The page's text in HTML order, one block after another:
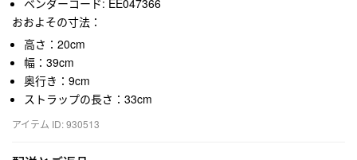
ベンダーコード: EE047366
おおよその寸法：
高さ：20cm
幅：39cm
奥行き：9cm
ストラップの長さ：33cm
アイテム ID: 930513